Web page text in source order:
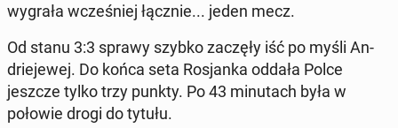
wygrała wcze­śniej łącznie... jeden mecz.
Od stanu 3:3 sprawy szybko zaczęły iść po myśli An­
drie­je­wej. Do końca seta Ro­sjan­ka oddała Polce
jeszcze tylko trzy punkty. Po 43 mi­nu­tach była w
połowie drogi do tytułu.